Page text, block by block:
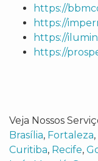
https://
https://
https://
https://
Veja Nossos
Brasília, Fortaleza,
Curitiba, Recife,